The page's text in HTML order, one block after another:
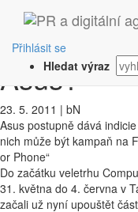
Přihlásit se
Hledat výraz
‹ Zpět
Jak
Asus?
23. 5. 2011 | bN
Asus postupně dává
nich může být kampaň na
or Phone“
Do začátku veletrhu
31. května do 4. června v
začali už nyní upouštět